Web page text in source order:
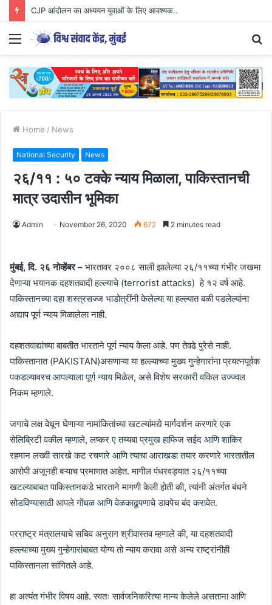
CJP आंदोलन का अध्ययन युवाओं के लिए आवश्यक..
Menu
Home / News
National Security News
२६/११ : ५० टक्के न्याय मिळाला, पाकिस्तानची
मात्र उदासीन भूमिका
Admin November 26, 2020 672 2 minutes read
मुंबई, दि. २६ नोव्हेंबर – भारतावर २००८ साली झालेल्या २६/११च्या गंभीर जखमा
देणाऱ्या भयानक दहशतवादी हल्ल्याचे (terrorist attacks) हे १२ वर्ष आहे.
पाकिस्तानच्या दहा शस्त्रसज्ज भाडोत्रींनी केलेल्या या हल्ल्यात बळी पडलेल्यांना
अद्याप पूर्ण न्याय मिळालेला नाही.
दहशतवाद्यांच्या बाबतीत भारताने पूर्ण न्याय केला आहे. पण तेवढे पुरेसे नाही.
पाकिस्तानात (PAKISTAN)असणाऱ्या या हल्ल्याच्या मुख्य गुन्हेगारांना प्रयत्नपूर्वक
पकडल्यावरच आपल्याला पूर्ण न्याय मिळेल, असे विशेष सरकारी वकिल उज्ज्वल
निकम म्हणाले.
जगाचे लक्ष वेधून घेणाऱ्या नामांकितांच्या खटल्यांमद्ये मार्गदर्शन करणारे एक
सेलिब्रिटी वकील म्हणाले, लष्कर ए तय्यबा प्रमुख हाफिज सईद आणि शाकिर
रहमान लख्वी सारखे कट रचणारे आणि त्याचा आराखडा तयार करणारे भारतातील
आरोपी अजूनही बऱ्याच प्रमाणात आहेत. मागील पंधरवड्यात २६/११च्या
खटल्याबाबत पाकिस्तानकडे भारताने मागणी केली होती की, त्यांनी अंतर्गत बंधने
सोडविण्यासाठी आपले गोंधळ आणि वेळकाढूपणाचे डावपेच बंद करावेत.
परराष्ट्र मंत्रालयाचे सचिव अनुराग श्रीवास्तव म्हणाले की, या दहशतवादी
हल्ल्याच्या मुख्य गुन्हेगारांबाबत योग्य तो न्याय करावा असे अन्य राष्ट्रांनीही
पाकिस्तानला सांगितले आहे.
हा अत्यंत गंभीर विषय आहे. स्वतः सार्वजनिकरित्या मान्य केलेले असताना आणि